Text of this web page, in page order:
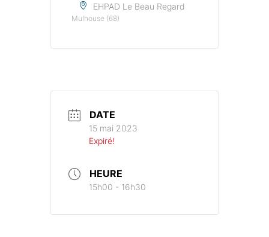
EHPAD Le Beau Regard
Mulhouse (68)
DATE
15 mai 2023
Expiré!
HEURE
15h00 - 16h30